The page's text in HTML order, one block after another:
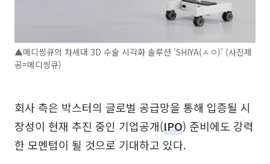
▲메디씽큐의 차세대 3D 수술 시각화 솔루션 ‘SHIYA(ㅅㅇ)’ (사진제
공=메디씽큐)
회사 측은 박스터의 글로벌 공급망을 통해 입증될 시
장성이 현재 추진 중인 기업공개(IPO) 준비에도 강력
한 모멘텀이 될 것으로 기대하고 있다.